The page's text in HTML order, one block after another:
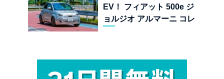
EV！ フィアット 500e ジ
ョルジオ アルマーニ コレ